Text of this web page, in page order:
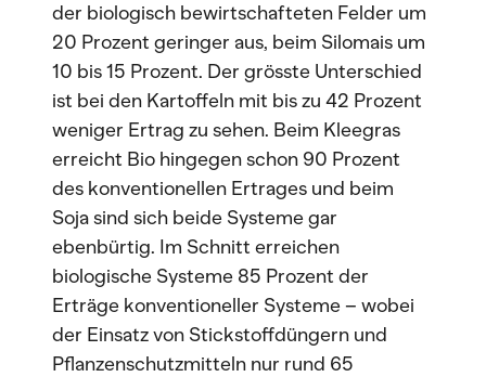
der biologisch bewirtschafteten Felder um
20 Prozent geringer aus, beim Silomais um
10 bis 15 Prozent. Der grösste Unterschied
ist bei den Kartoffeln mit bis zu 42 Prozent
weniger Ertrag zu sehen. Beim Kleegras
erreicht Bio hingegen schon 90 Prozent
des konventionellen Ertrages und beim
Soja sind sich beide Systeme gar
ebenbürtig. Im Schnitt erreichen
biologische Systeme 85 Prozent der
Erträge konventioneller Systeme – wobei
der Einsatz von Stickstoffdüngern und
Pflanzenschutzmitteln nur rund 65